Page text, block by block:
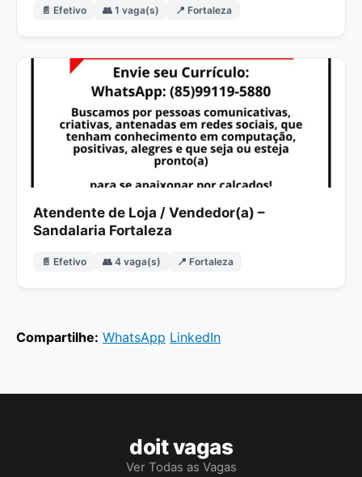
📄 Efetivo 👥 1 vaga(s) 📍 Fortaleza
Atendente de Loja / Vendedor(a) –
Sandalaria Fortaleza
📄 Efetivo 👥 4 vaga(s) 📍 Fortaleza
Compartilhe: WhatsApp LinkedIn
doit vagas
Ver Todas as Vagas